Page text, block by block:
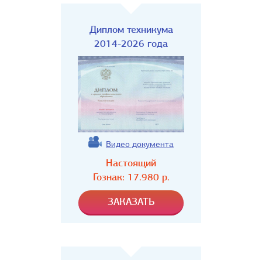
Диплом техникума
2014-2026 года
Видео документа
Настоящий
Гознак: 17.980р.